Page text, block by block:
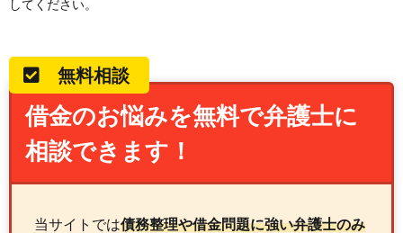
してください。
無料相談
借金のお悩みを無料で弁護士に
相談できます！
当サイトでは債務整理や借金問題に強い弁護士のみ